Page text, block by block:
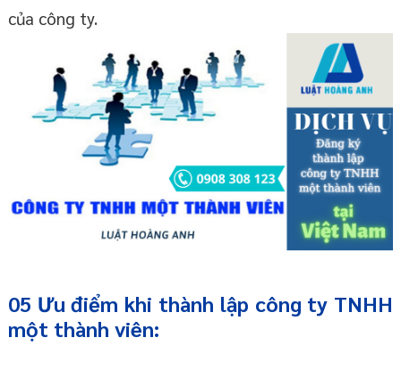
của công ty.
05 Ưu điểm khi thành lập công ty TNHH
một thành viên: